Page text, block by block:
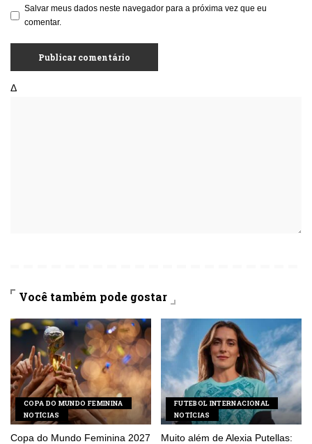
Salvar meus dados neste navegador para a próxima vez que eu
comentar.
Δ
Você também pode gostar
COPA DO MUNDO FEMININA
NOTÍCIAS
Copa do Mundo Feminina 2027
FUTEBOL INTERNACIONAL
NOTÍCIAS
Muito além de Alexia Putellas: